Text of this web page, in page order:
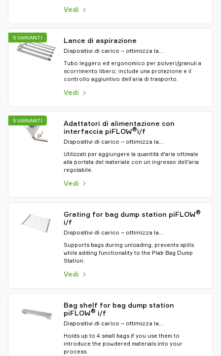
Vedi
Lance di aspirazione
Dispositivi di carico – ottimizza la
movimentazione del materiale
Tubo leggero ed ergonomico per polveri/granuli a
scorrimento libero; include una protezione e il
controllo aggiuntivo dell’aria di trasporto.
Vedi
5 VARIANTI
Adattatori di alimentazione con
interfaccia piFLOW®i/f
Dispositivi di carico – ottimizza la
movimentazione del materiale
Utilizzati per aggiungere la quantità d'aria ottimale
alla portata del materiale con un ingresso dell'aria
regolabile.
Vedi
5 VARIANTI
Grating for bag dump station piFLOW®
i/f
Dispositivi di carico – ottimizza la
movimentazione del materiale
Supports bags during unloading; prevents spills
while adding functionality to the Piab Bag Dump
Station.
Vedi
Bag shelf for bag dump station
piFLOW® i/f
Dispositivi di carico – ottimizza la
movimentazione del materiale
Holds up to 4 small bags if you use them to
introduce the powdered materials into your
process.